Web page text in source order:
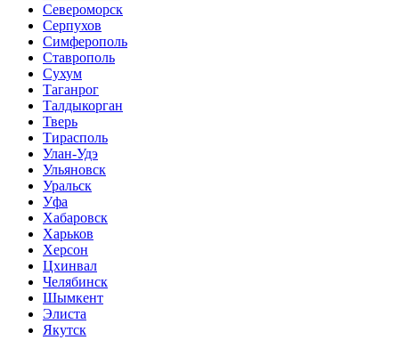
Североморск
Серпухов
Симферополь
Ставрополь
Сухум
Таганрог
Tалдыкорган
Тверь
Тирасполь
Улан-Удэ
Ульяновск
Уральск
Уфа
Хабаровск
Харьков
Херсон
Цхинвал
Челябинск
Шымкент
Элиста
Якутск